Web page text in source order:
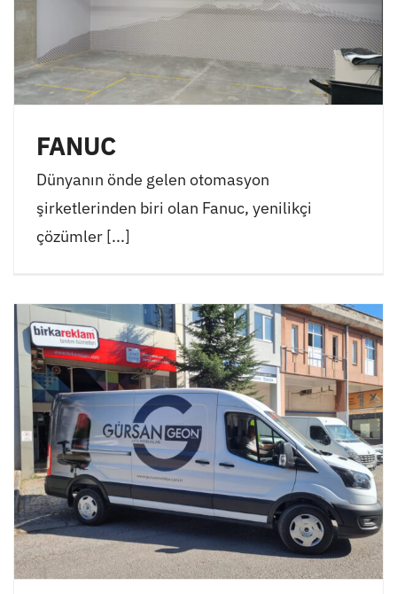
FANUC
Dünyanın önde gelen otomasyon
şirketlerinden biri olan Fanuc, yenilikçi
çözümler [...]